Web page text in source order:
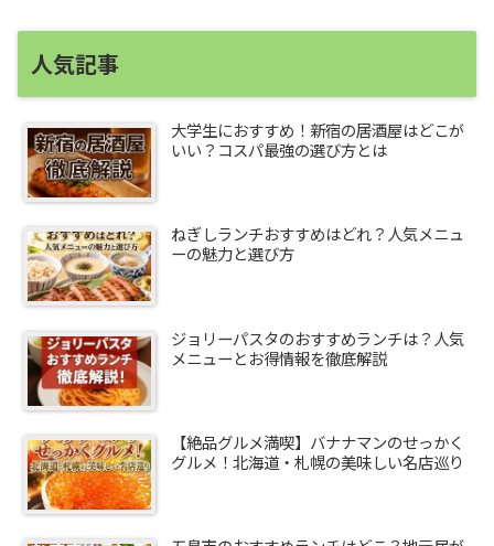
人気記事
大学生におすすめ！新宿の居酒屋はどこが
いい？コスパ最強の選び方とは
ねぎしランチおすすめはどれ？人気メニュ
ーの魅力と選び方
ジョリーパスタのおすすめランチは？人気
メニューとお得情報を徹底解説
【絶品グルメ満喫】バナナマンのせっかく
グルメ！北海道・札幌の美味しい名店巡り